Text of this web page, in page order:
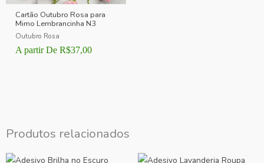
Cartão Outubro Rosa para
Mimo Lembrancinha N3
Outubro Rosa
A partir De R$37,00
Produtos relacionados